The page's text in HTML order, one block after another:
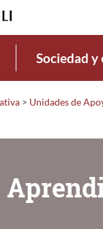
Sociedad y
> Unidades de